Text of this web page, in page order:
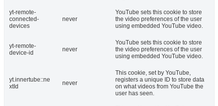
yt-remote-
connected-
devices
never
YouTube sets this cookie to store
the video preferences of the user
using embedded YouTube video.
yt-remote-
device-id
never
YouTube sets this cookie to store
the video preferences of the user
using embedded YouTube video.
yt.innertube::ne
xtId
never
This cookie, set by YouTube,
registers a unique ID to store data
on what videos from YouTube the
user has seen.